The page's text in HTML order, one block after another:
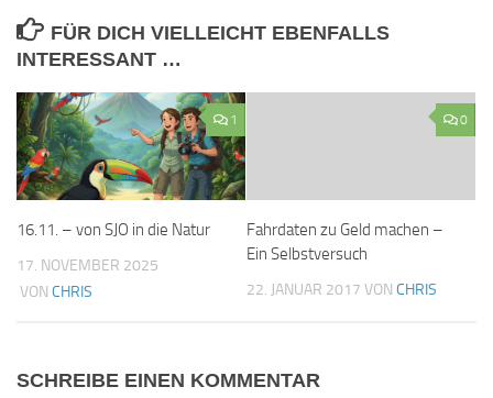
FÜR DICH VIELLEICHT EBENFALLS
INTERESSANT …
1
16.11. – von SJO in die Natur
17. NOVEMBER 2025
VON CHRIS
0
Fahrdaten zu Geld machen –
Ein Selbstversuch
22. JANUAR 2017 VON CHRIS
SCHREIBE EINEN KOMMENTAR